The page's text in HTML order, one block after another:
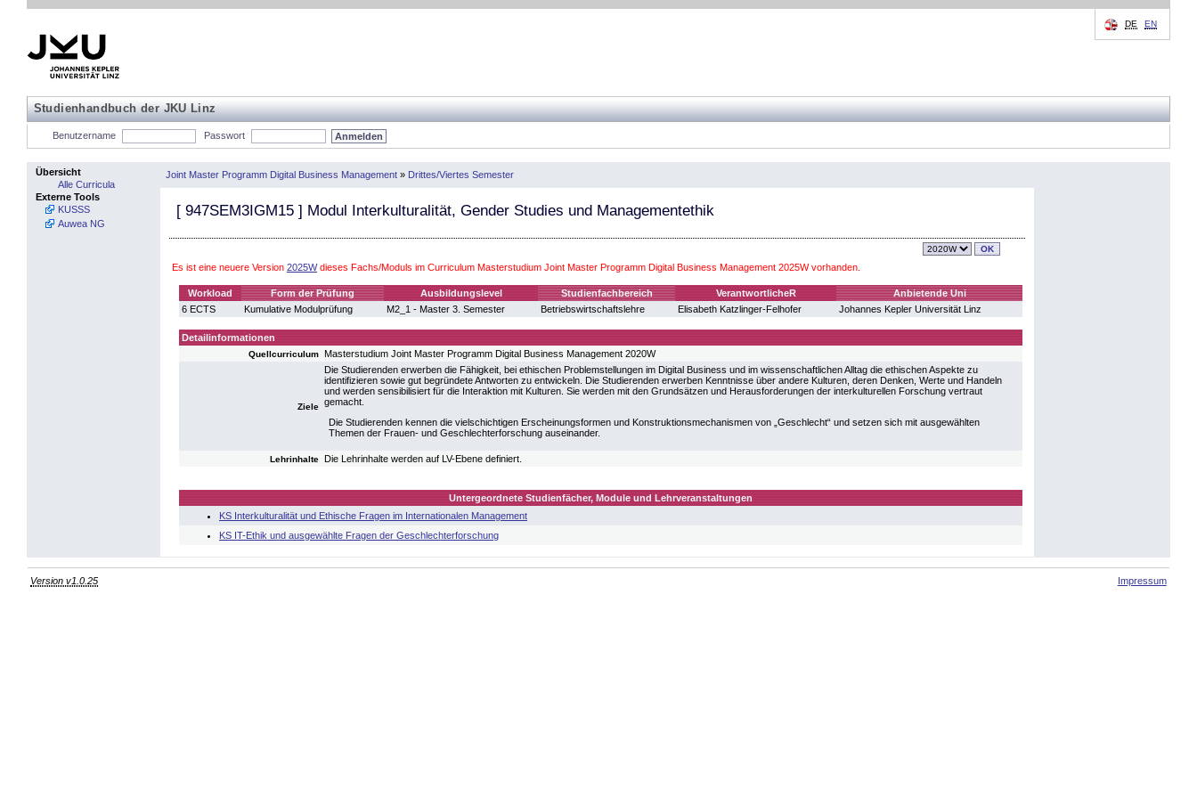
Studienhandbuch der JKU Linz
DE EN
Benutzername Passwort
Übersicht
Alle Curricula
Externe Tools
KUSSS
Auwea NG
Joint Master Programm Digital Business Management » Drittes/Viertes Semester
[ 947SEM3IGM15 ] Modul Interkulturalität, Gender Studies und Managementethik
Es ist eine neuere Version 2025Wdieses Fachs/Moduls im Curriculum Masterstudium Joint Master Programm Digital Business Management 2025W vorhanden.
Workload Form der Prüfung Ausbildungslevel Studienfachbereich VerantwortlicheR
Anbietende Uni
6 ECTS
Kumulative Modulprüfung M2_1 - Master 3. Semester Betriebswirtschaftslehre Elisabeth Katzlinger-Felhofer Johannes Kepler Universität Linz
Detailinformationen
Quellcurriculum Masterstudium Joint Master Programm Digital Business Management 2020W
Ziele
Die Studierenden erwerben die Fähigkeit, bei ethischen Problemstellungen im Digital Business und im wissenschaftlichen Alltag die ethischen Aspekte zu
identifizieren sowie gut begründete Antworten zu entwickeln. Die Studierenden erwerben Kenntnisse über andere Kulturen, deren Denken, Werte und Handeln
und werden sensibilisiert für die Interaktion mit Kulturen. Sie werden mit den Grundsätzen und Herausforderungen der interkulturellen Forschung vertraut
gemacht.
Die Studierenden kennen die vielschichtigen Erscheinungsformen und Konstruktionsmechanismen von „Geschlecht“ und setzen sich mit ausgewählten
Themen der Frauen- und Geschlechterforschung auseinander.
Lehrinhalte Die Lehrinhalte werden auf LV-Ebene definiert.
Untergeordnete Studienfächer, Module und Lehrveranstaltungen
KS Interkulturalität und Ethische Fragen im Internationalen Management
KS IT-Ethik und ausgewählte Fragen der Geschlechterforschung
Version v1.0.25 Impressum